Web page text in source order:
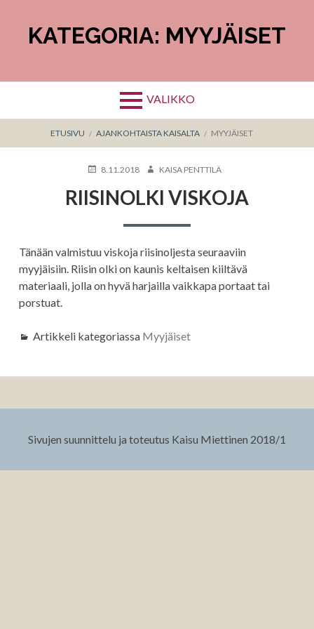
sisältöönKATEGORIA: MYYJÄISET
VALIKKO
MURUPOLKU
ETUSIVU AJANKOHTAISTA KAISALTA MYYJÄISET
KIRJOITETTU
8.11.2018 KIRJOITTAJA
KAISA PENTTILÄ
RIISINOLKI VISKOJA
Tänään valmistuu viskoja riisinoljesta seuraaviin
myyjäisiin. Riisin olki on kaunis keltaisen kiiltävä
materiaali, jolla on hyvä harjailla vaikkapa portaat tai
porstuat.
Artikkeli kategoriassa Myyjäiset
Sivujen suunnittelu ja toteutus Kaisu Miettinen 2018/1